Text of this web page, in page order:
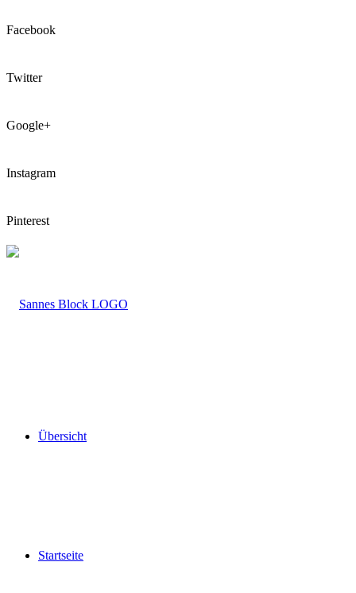
Facebook
Twitter
Google+
Instagram
Pinterest
LOGO
Übersicht
Startseite